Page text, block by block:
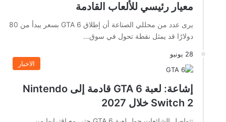
معيار رئيسي للألعاب القادمة
يرى عدد من محللي الصناعة أن إطلاق GTA 6 بسعر يبدأ من 80
دولارًا قد يمثل نقطة تحول في سوق…
28 يونيو
الاخبار
إشاعة: لعبة GTA 6 قادمة إلى Nintendo
Switch 2 خلال 2027